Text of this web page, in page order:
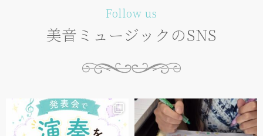
Follow us
美音ミュージックのSNS